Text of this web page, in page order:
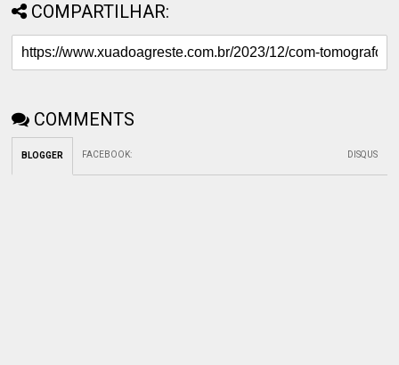
COMPARTILHAR:
COMMENTS
BLOGGER FACEBOOK: DISQUS